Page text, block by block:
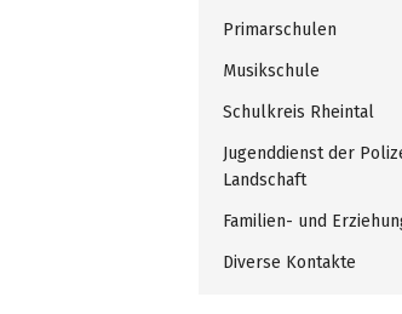
Primarschulen
Musikschule
Schulkreis Rheintal
Jugenddienst der
Landschaft
Familien- und
Diverse Kontakte